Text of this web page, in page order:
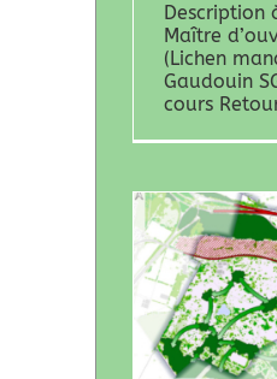
Description
Maître
(Lichen
Gaudouin
cours